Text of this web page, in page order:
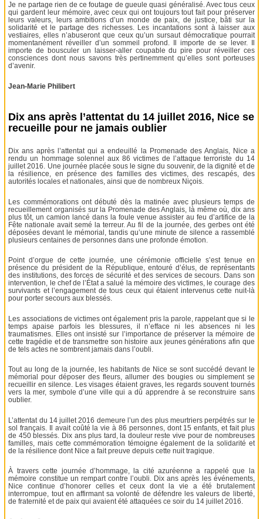
Je ne partage rien de ce foutage de gueule quasi généralisé. Avec tous ceux
qui gardent leur mémoire, avec ceux qui ont toujours tout fait pour préserver
leurs valeurs, leurs ambitions d’un monde de paix, de justice, bâti sur la
solidarité et le partage des richesses. Les incantations sont à laisser aux
vestiaires, elles n’abuseront que ceux qu’un sursaut démocratique pourrait
momentanément réveiller d’un sommeil profond. Il importe de se lever. Il
importe de bousculer un laisser-aller coupable du pire pour réveiller ces
consciences dont nous savons très pertinemment qu’elles sont porteuses
d’avenir.
Jean-Marie Philibert
Dix ans après l’attentat du 14 juillet 2016, Nice se
recueille pour ne jamais oublier
Dix ans après l’attentat qui a endeuillé la Promenade des Anglais, Nice a
rendu un hommage solennel aux 86 victimes de l’attaque terroriste du 14
juillet 2016. Une journée placée sous le signe du souvenir, de la dignité et de
la résilience, en présence des familles des victimes, des rescapés, des
autorités locales et nationales, ainsi que de nombreux Niçois.
Les commémorations ont débuté dès la matinée avec plusieurs temps de
recueillement organisés sur la Promenade des Anglais, là même où, dix ans
plus tôt, un camion lancé dans la foule venue assister au feu d’artifice de la
Fête nationale avait semé la terreur. Au fil de la journée, des gerbes ont été
déposées devant le mémorial, tandis qu’une minute de silence a rassemblé
plusieurs centaines de personnes dans une profonde émotion.
Point d’orgue de cette journée, une cérémonie officielle s’est tenue en
présence du président de la République, entouré d’élus, de représentants
des institutions, des forces de sécurité et des services de secours. Dans son
intervention, le chef de l’État a salué la mémoire des victimes, le courage des
survivants et l’engagement de tous ceux qui étaient intervenus cette nuit-là
pour porter secours aux blessés.
Les associations de victimes ont également pris la parole, rappelant que si le
temps apaise parfois les blessures, il n’efface ni les absences ni les
traumatismes. Elles ont insisté sur l’importance de préserver la mémoire de
cette tragédie et de transmettre son histoire aux jeunes générations afin que
de tels actes ne sombrent jamais dans l’oubli.
Tout au long de la journée, les habitants de Nice se sont succédé devant le
mémorial pour déposer des fleurs, allumer des bougies ou simplement se
recueillir en silence. Les visages étaient graves, les regards souvent tournés
vers la mer, symbole d’une ville qui a dû apprendre à se reconstruire sans
oublier.
L’attentat du 14 juillet 2016 demeure l’un des plus meurtriers perpétrés sur le
sol français. Il avait coûté la vie à 86 personnes, dont 15 enfants, et fait plus
de 450 blessés. Dix ans plus tard, la douleur reste vive pour de nombreuses
familles, mais cette commémoration témoigne également de la solidarité et
de la résilience dont Nice a fait preuve depuis cette nuit tragique.
À travers cette journée d’hommage, la cité azuréenne a rappelé que la
mémoire constitue un rempart contre l’oubli. Dix ans après les événements,
Nice continue d’honorer celles et ceux dont la vie a été brutalement
interrompue, tout en affirmant sa volonté de défendre les valeurs de liberté,
de fraternité et de paix qui avaient été attaquées ce soir du 14 juillet 2016.